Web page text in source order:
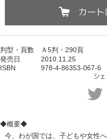
カー
判型 ・頁数
Ａ5判・290頁
発売日 2010.11.25
ISBN             978-4-86353-067-6
シ
◆概要◆
今、わが国では、子どもや女性